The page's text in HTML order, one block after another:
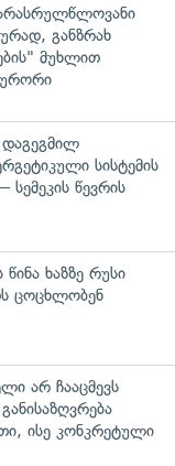
არასრულწლოვანი
განზრახ
მუხლით
დაგეგმილ
სისტემის
წევრის
ხაზზე რუსი
ცოცხლობენ
არ ჩააცმევს
ისე კონკრეტული